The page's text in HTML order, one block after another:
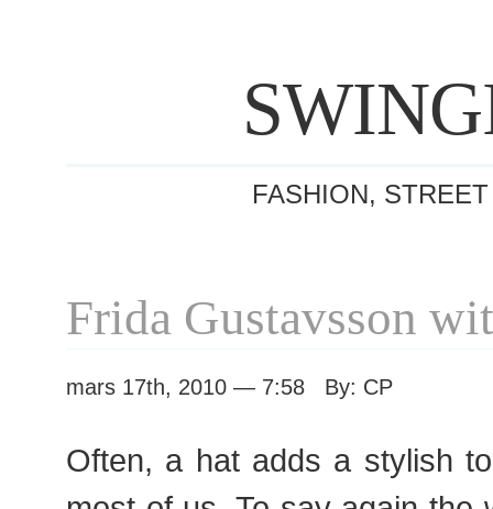
FASHION,
Frida Gustavsson
mars 17th, 2010 — 7:58 By: CP
Often, a hat adds a stylish